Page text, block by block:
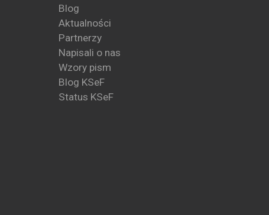
Blog
Aktualności
Partnerzy
Napisali o nas
Wzory pism
Blog KSeF
Status KSeF